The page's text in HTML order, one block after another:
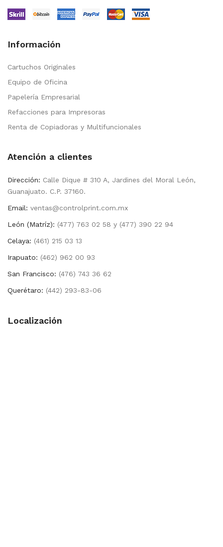
Información
Cartuchos Originales
Equipo de Oficina
Papelería Empresarial
Refacciones para Impresoras
Renta de Copiadoras y Multifuncionales
Atención a clientes
Dirección: Calle Dique # 310 A, Jardines del Moral León,
Guanajuato. C.P. 37160.
Email: ventas@controlprint.com.mx
León (Matríz): (477) 763 02 58 y (477) 390 22 94
Celaya: (461) 215 03 13
Irapuato: (462) 962 00 93
San Francisco: (476) 743 36 62
Querétaro: (442) 293-83-06
Localización